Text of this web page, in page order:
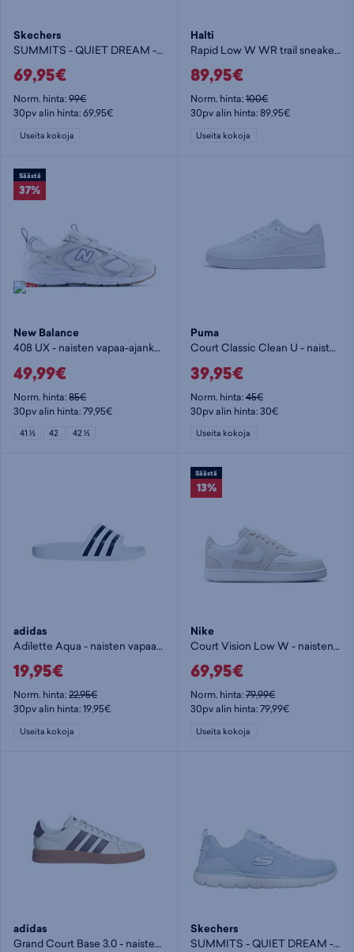
Skechers
SUMMITS - QUIET DREAM - naisten vapaa-ajankengät
69,95€
Norm. hinta:99€
30pv alin hinta: 69,95€
Useita kokoja
Halti
Rapid Low W WR trail sneaker - naisten vapaa-ajankengät
89,95€
Norm. hinta:100€
30pv alin hinta: 89,95€
Useita kokoja
Säästä
37%
New Balance
408 UX - naisten vapaa-ajankengät
49,99€
Norm. hinta:85€
30pv alin hinta: 79,95€
41 ½ 42 42 ½
Puma
Court Classic Clean U - naisten vapaa-ajankengät
39,95€
Norm. hinta:45€
30pv alin hinta: 30€
Useita kokoja
adidas
Adilette Aqua - naisten vapaa-ajankengät
19,95€
Norm. hinta:22,95€
30pv alin hinta: 19,95€
Useita kokoja
Säästä
13%
Nike
Court Vision Low W - naisten vapaa-ajankengät
69,95€
Norm. hinta:79,99€
30pv alin hinta: 79,99€
Useita kokoja
adidas
Grand Court Base 3.0 - naisten vapaa-ajankengät
Skechers
SUMMITS - QUIET DREAM - naisten vapaa-ajankengät